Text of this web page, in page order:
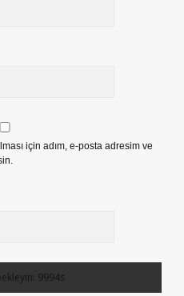
için adım, e-posta adresim ve